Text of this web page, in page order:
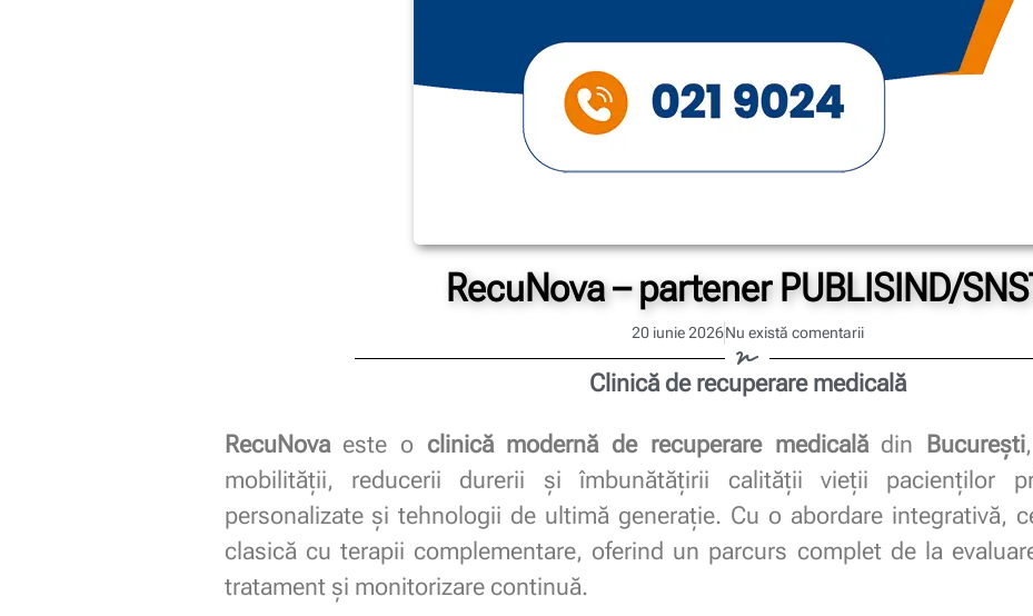
RecuNova – partener PUBLISIND/
20 iunie 2026Nu există comentarii
Clinică de recuperare medicală
RecuNovaeste o clinică modernă de recuperare medicalădin București
mobilității, reducerii durerii și îmbunătățirii calității vieții pacienților
personalizate și tehnologii de ultimă generație. Cu o abordare integrativă,
clasică cu terapii complementare, oferind un parcurs complet de la
tratament și monitorizare continuă.